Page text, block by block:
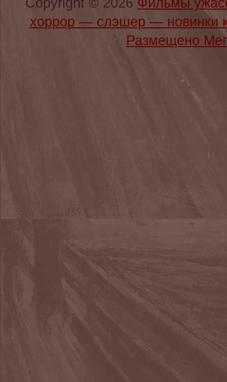
Copyright © 2026 Фильмы
хоррор — слэшер —
Размещено